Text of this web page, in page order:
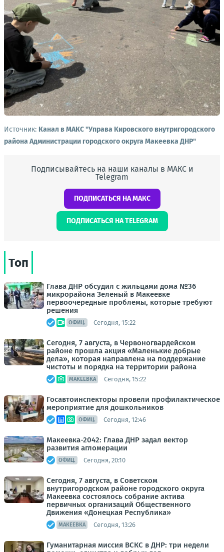
Источник: Канал в МАКС "Управа Кировского внутригородского
района Администрации городского округа Макеевка ДНР"
Подписывайтесь на наши каналы в МАКС и
Telegram
ПОДПИСАТЬСЯ НА МАКС
ПОДПИСАТЬСЯ НА TELEGRAM
Топ
Глава ДНР обсудил с жильцами дома №36
микрорайона Зеленый в Макеевке
первоочередные проблемы, которые требуют
решения
ОФИЦ. Сегодня, 15:22
Сегодня, 7 августа, в Червоногвардейском
районе прошла акция «Маленькие добрые
дела», которая направлена на поддержание
чистоты и порядка на территории района
МАКЕЕВКА Сегодня, 15:22
Госавтоинспекторы провели профилактическое
мероприятие для дошкольников
ОФИЦ. Сегодня, 12:46
Макеевка-2042: Глава ДНР задал вектор
развития агломерации
ОФИЦ. Сегодня, 20:10
Сегодня, 7 августа, в Советском
внутригородском районе городского округа
Макеевка состоялось собрание актива
первичных организаций Общественного
Движения «Донецкая Республика»
МАКЕЕВКА Сегодня, 13:26
Гуманитарная миссия ВСКС в ДНР: три недели